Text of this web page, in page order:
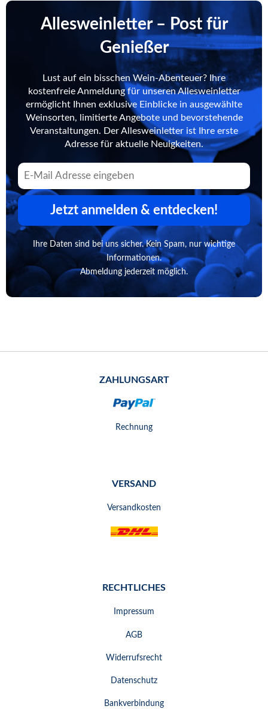
Allesweinletter – Post für
Genießer
Lust auf ein bisschen Wein-Abenteuer? Ihre
kostenfreie Anmeldung für unseren Allesweinletter
ermöglicht Ihnen exklusive Einblicke in ausgewählte
Weinsorten, limitierte Angebote und bevorstehende
Veranstaltungen. Der Allesweinletter ist Ihre erste
Adresse für aktuelle Neuigkeiten.
Jetzt anmelden & entdecken!
Ihre Daten sind bei uns sicher. Kein Spam, nur wichtige
Informationen.
Abmeldung jederzeit möglich.
ZAHLUNGSART
Rechnung
VERSAND
Versandkosten
RECHTLICHES
Impressum
AGB
Widerrufsrecht
Datenschutz
Bankverbindung